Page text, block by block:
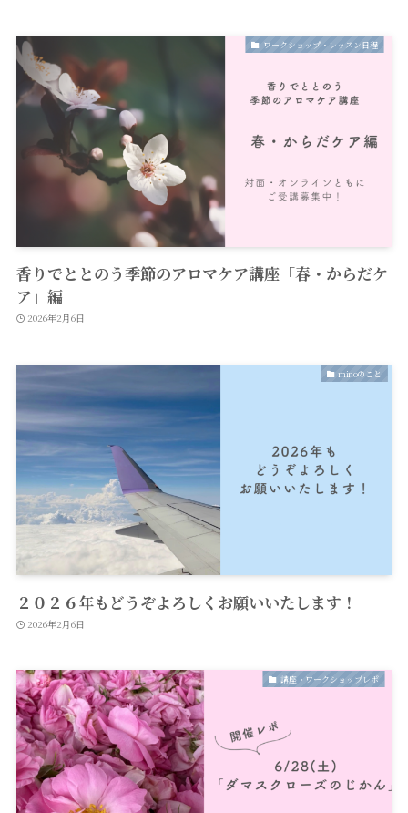
ワークショップ・レッスン日程
香りでととのう季節のアロマケア講座「春・からだケ
ア」編
2026年2月6日
minoのこと
２０２６年もどうぞよろしくお願いいたします！
2026年2月6日
講座・ワークショップレポ